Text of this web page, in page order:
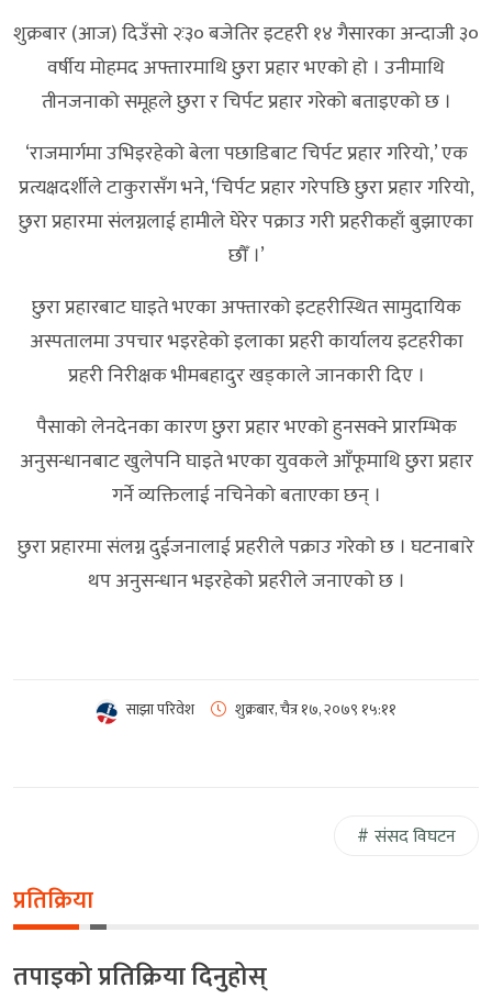
शुक्रबार (आज) दिउँसो २ः३० बजेतिर इटहरी १४ गैसारका अन्दाजी ३०
वर्षीय मोहमद अफ्तारमाथि छुरा प्रहार भएको हो । उनीमाथि
तीनजनाको समूहले छुरा र चिर्पट प्रहार गरेको बताइएको छ ।
‘राजमार्गमा उभिइरहेको बेला पछाडिबाट चिर्पट प्रहार गरियो,’ एक
प्रत्यक्षदर्शीले टाकुरासँग भने, ‘चिर्पट प्रहार गरेपछि छुरा प्रहार गरियो,
छुरा प्रहारमा संलग्नलाई हामीले घेरेर पक्राउ गरी प्रहरीकहाँ बुझाएका
छौँ ।’
छुरा प्रहारबाट घाइते भएका अफ्तारको इटहरीस्थित सामुदायिक
अस्पतालमा उपचार भइरहेको इलाका प्रहरी कार्यालय इटहरीका
प्रहरी निरीक्षक भीमबहादुर खड्काले जानकारी दिए ।
पैसाको लेनदेनका कारण छुरा प्रहार भएको हुनसक्ने प्रारम्भिक
अनुसन्धानबाट खुलेपनि घाइते भएका युवकले आँफूमाथि छुरा प्रहार
गर्ने व्यक्तिलाई नचिनेको बताएका छन् ।
छुरा प्रहारमा संलग्न दुईजनालाई प्रहरीले पक्राउ गरेको छ । घटनाबारे
थप अनुसन्धान भइरहेको प्रहरीले जनाएको छ ।
साझा परिवेश शुक्रबार, चैत्र १७, २०७९ १५:११
संसद विघटन
प्रतिक्रिया
तपाइको प्रतिक्रिया दिनुहोस्